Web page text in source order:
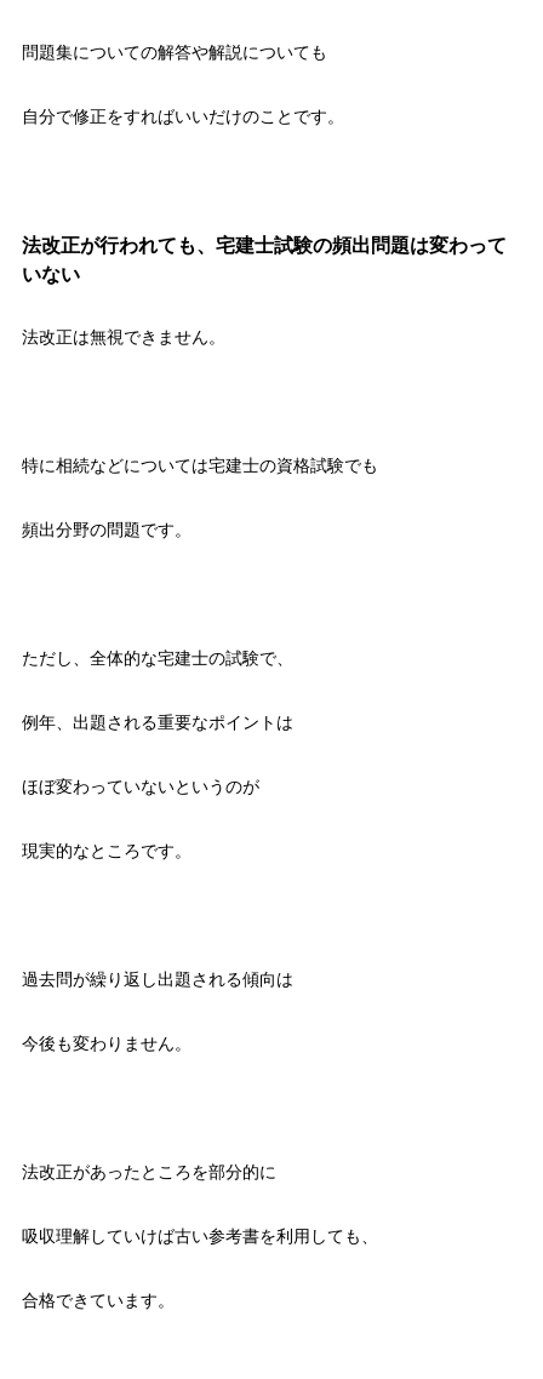
問題集についての解答や解説についても
自分で修正をすればいいだけのことです。
法改正が行われても、宅建士試験の頻出問題は変わって
いない
法改正は無視できません。
特に相続などについては宅建士の資格試験でも
頻出分野の問題です。
ただし、全体的な宅建士の試験で、
例年、出題される重要なポイントは
ほぼ変わっていないというのが
現実的なところです。
過去問が繰り返し出題される傾向は
今後も変わりません。
法改正があったところを部分的に
吸収理解していけば古い参考書を利用しても、
合格できています。